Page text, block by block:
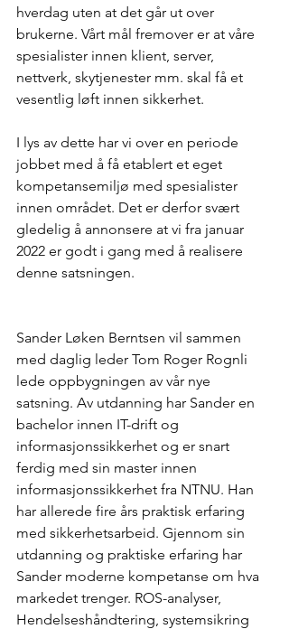
hverdag uten at det går ut over
brukerne. Vårt mål fremover er at våre
spesialister innen klient, server,
nettverk, skytjenester mm. skal få et
vesentlig løft innen sikkerhet.
I lys av dette har vi over en periode
jobbet med å få etablert et eget
kompetansemiljø med spesialister
innen området. Det er derfor svært
gledelig å annonsere at vi fra januar
2022 er godt i gang med å realisere
denne satsningen.
Sander Løken Berntsen vil sammen
med daglig leder Tom Roger Rognli
lede oppbygningen av vår nye
satsning. Av utdanning har Sander en
bachelor innen IT-drift og
informasjonssikkerhet og er snart
ferdig med sin master innen
informasjonssikkerhet fra NTNU. Han
har allerede fire års praktisk erfaring
med sikkerhetsarbeid. Gjennom sin
utdanning og praktiske erfaring har
Sander moderne kompetanse om hva
markedet trenger. ROS-analyser,
Hendelseshåndtering, systemsikring